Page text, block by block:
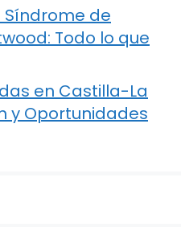
de
Todo lo que
en Castilla-La
y Oportunidades